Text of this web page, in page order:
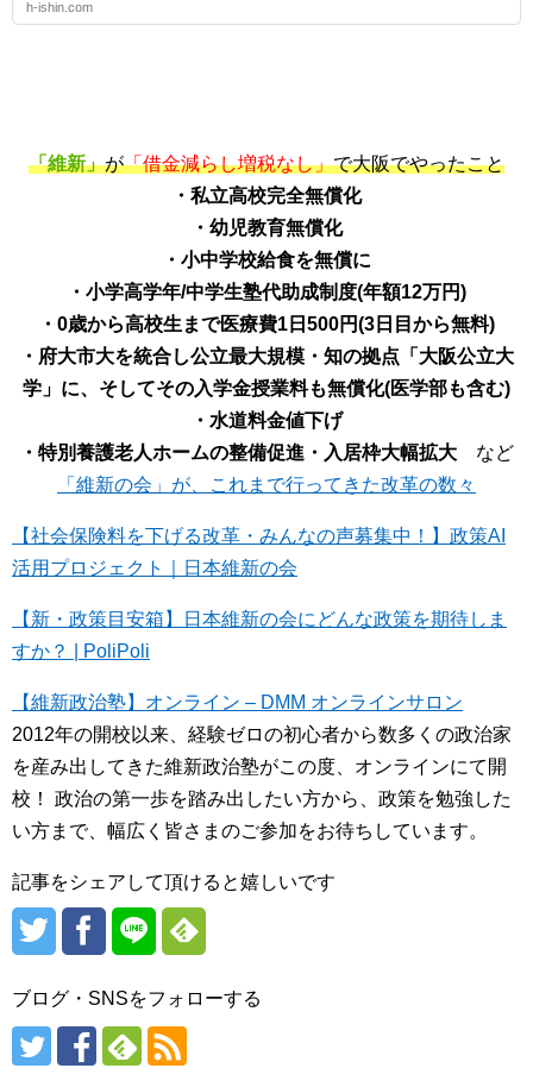
h-ishin.com
「維新」が「借金減らし増税なし」で大阪でやったこと
・私立高校完全無償化
・幼児教育無償化
・小中学校給食を無償に
・小学高学年/中学生塾代助成制度(年額12万円)
・0歳から高校生まで医療費1日500円(3日目から無料)
・府大市大を統合し公立最大規模・知の拠点「大阪公立大
学」に、そしてその入学金授業料も無償化(医学部も含む)
・水道料金値下げ
・特別養護老人ホームの整備促進・入居枠大幅拡大 など
「維新の会」が、これまで行ってきた改革の数々
【社会保険料を下げる改革・みんなの声募集中！】政策AI
活用プロジェクト｜日本維新の会
【新・政策目安箱】日本維新の会にどんな政策を期待しま
すか？ | PoliPoli
【維新政治塾】オンライン – DMM オンラインサロン
2012年の開校以来、経験ゼロの初心者から数多くの政治家
を産み出してきた維新政治塾がこの度、オンラインにて開
校！ 政治の第一歩を踏み出したい方から、政策を勉強した
い方まで、幅広く皆さまのご参加をお待ちしています。
記事をシェアして頂けると嬉しいです
ブログ・SNSをフォローする